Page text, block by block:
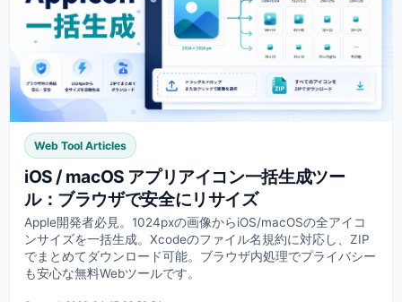
Web Tool Articles
iOS / macOS アプリアイコン一括生成ツー
ル：ブラウザで安全にリサイズ
Apple開発者必見。1024pxの画像からiOS/macOSの全アイコ
ンサイズを一括生成。Xcodeのファイル名規約に対応し、ZIP
でまとめてダウンロード可能。ブラウザ内処理でプライバシー
も安心な無料Webツールです。